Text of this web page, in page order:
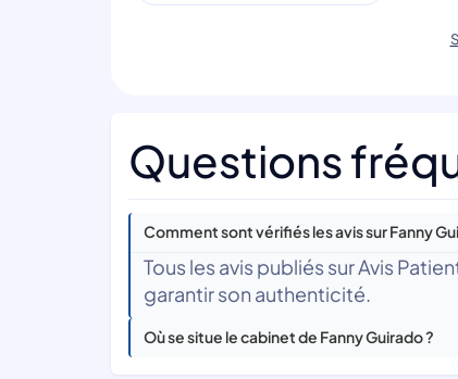
Questions
Comment sont vérifiés les avis sur Fanny
Tous les avis publiés sur Avis
garantir son authenticité.
Où se situe le cabinet de Fanny Guirado ?